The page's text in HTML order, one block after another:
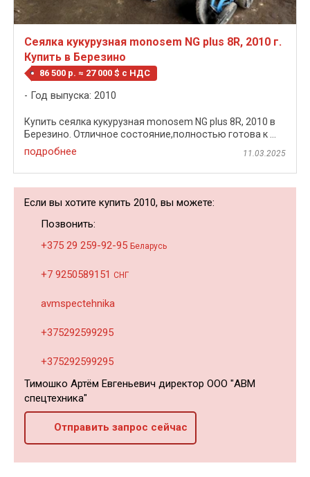
Сеялка кукурузная monosem NG plus 8R, 2010 г.
Купить в Березино
86 500 р. ≈ 27 000 $ c НДС
Год выпуска: 2010
Купить сеялка кукурузная monosem NG plus 8R, 2010 в
Березино. Отличное состояние,полностью готова к ...
подробнее 11.03.2025
Если вы хотите купить 2010, вы можете:
Позвонить:
+375 29 259-92-95 Беларусь
+7 9250589151 СНГ
avmspectehnika
+375292599295
+375292599295
Тимошко Артём Евгеньевич директор ООО "АВМ
спецтехника"
Отправить запрос сейчас